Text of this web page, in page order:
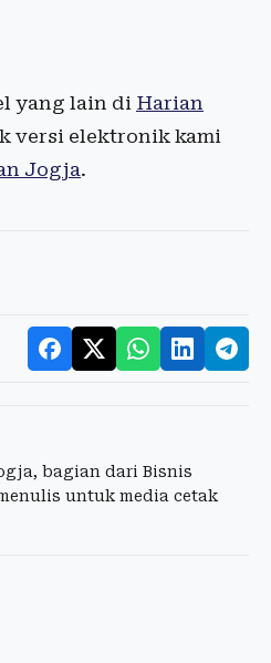
yang lain di Harian
versi elektronik kami
Jogja.
bagian dari Bisnis
untuk media cetak